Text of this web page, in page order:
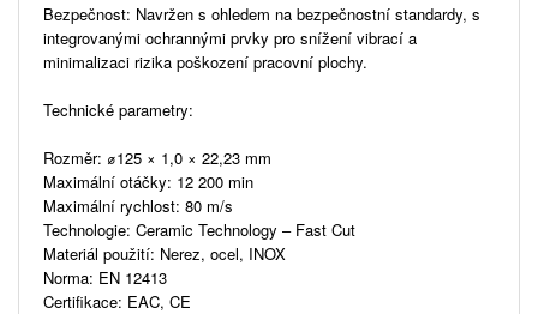
Bezpečnost: Navržen s ohledem na bezpečnostní standardy, s
integrovanými ochrannými prvky pro snížení vibrací a
minimalizaci rizika poškození pracovní plochy.
Technické parametry:
Rozměr: ⌀125 × 1,0 × 22,23 mm
Maximální otáčky: 12 200 min
Maximální rychlost: 80 m/s
Technologie: Ceramic Technology – Fast Cut
Materiál použití: Nerez, ocel, INOX
Norma: EN 12413
Certifikace: EAC, CE